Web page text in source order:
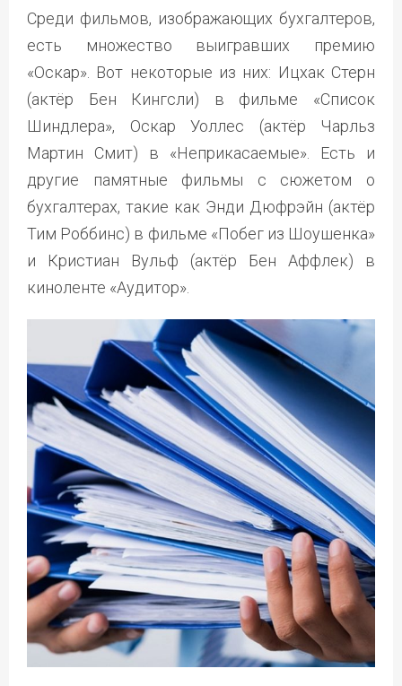
Среди фильмов, изображающих бухгалтеров,
есть множество выигравших премию
«Оскар». Вот некоторые из них: Ицхак Стерн
(актёр Бен Кингсли) в фильме «Список
Шиндлера», Оскар Уоллес (актёр Чарльз
Мартин Смит) в «Неприкасаемые». Есть и
другие памятные фильмы с сюжетом о
бухгалтерах, такие как Энди Дюфрэйн (актёр
Тим Роббинс) в фильме «Побег из Шоушенка»
и Кристиан Вульф (актёр Бен Аффлек) в
киноленте «Аудитор».